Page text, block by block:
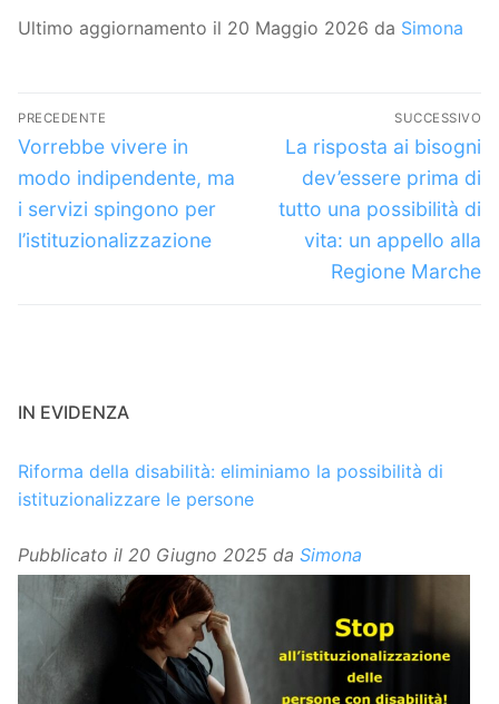
Ultimo aggiornamento il 20 Maggio 2026 da Simona
Navigazione
articoli
PRECEDENTE
Articolo
precedente:
Vorrebbe vivere in
modo indipendente, ma
i servizi spingono per
l’istituzionalizzazione
SUCCESSIVO
Articolo
successivo:
La risposta ai bisogni
dev’essere prima di
tutto una possibilità di
vita: un appello alla
Regione Marche
IN EVIDENZA
Riforma della disabilità: eliminiamo la possibilità di
istituzionalizzare le persone
Pubblicato il 20 Giugno 2025 da Simona